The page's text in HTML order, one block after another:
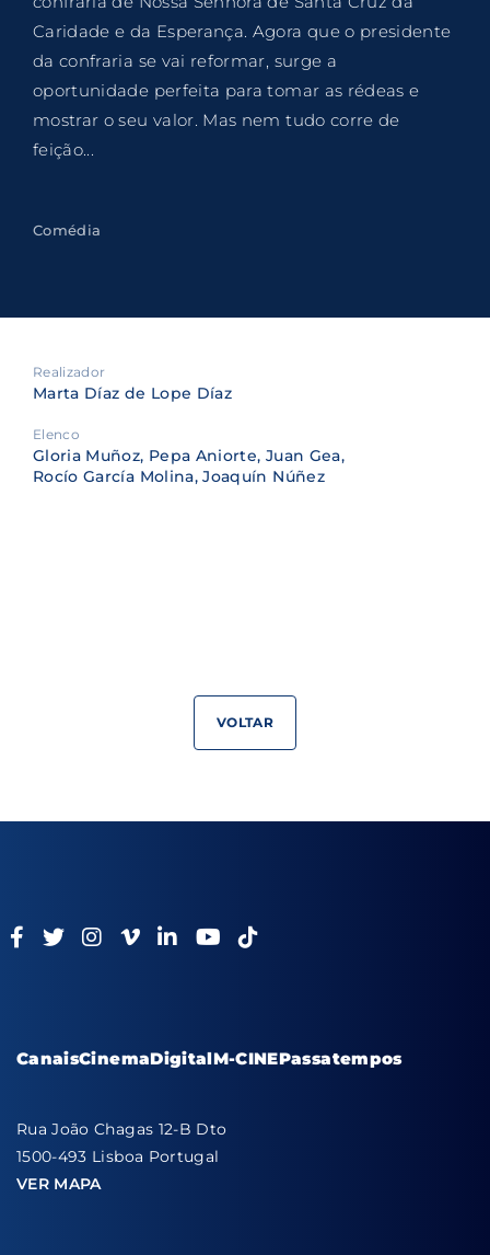
Caridade e da Esperança. Agora que o presidente
da confraria se vai reformar, surge a
oportunidade perfeita para tomar as rédeas e
mostrar o seu valor. Mas nem tudo corre de
feição...
Comédia
Realizador
Marta Díaz de Lope Díaz
Elenco
Gloria Muñoz, Pepa Aniorte, Juan Gea,
Rocío García Molina, Joaquín Núñez
VOLTAR
CanaisCinemaDigitalM-CINEPassatempos
Rua João Chagas 12-B Dto
1500-493 Lisboa Portugal
VER MAPA